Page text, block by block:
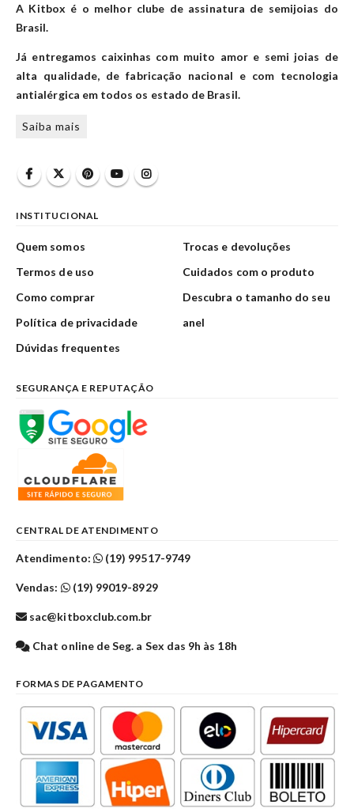
A Kitbox é o melhor clube de assinatura de semijoias do
Brasil.
Já entregamos caixinhas com muito amor e semi joias de
alta qualidade, de fabricação nacional e com tecnologia
antialérgica em todos os estado de Brasil.
Saiba mais
INSTITUCIONAL
Quem somos
Termos de uso
Como comprar
Política de privacidade
Dúvidas frequentes
Trocas e devoluções
Cuidados com o produto
Descubra o tamanho do seu
anel
SEGURANÇA E REPUTAÇÃO
CENTRAL DE ATENDIMENTO
Atendimento: (19) 99517-9749
Vendas: (19) 99019-8929
sac@kitboxclub.com.br
Chat online de Seg. a Sex das 9h às 18h
FORMAS DE PAGAMENTO